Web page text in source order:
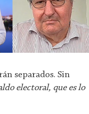
separados. Sin
electoral, que es lo